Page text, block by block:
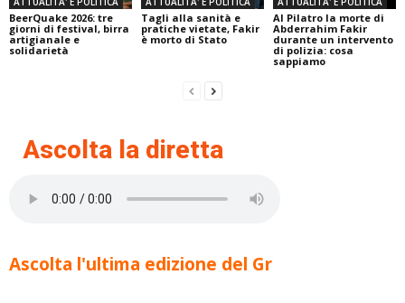
BeerQuake 2026: tre
giorni di festival, birra
artigianale e
solidarietà
Tagli alla sanità e
pratiche vietate, Fakir
è morto di Stato
Al Pilatro la morte di
Abderrahim Fakir
durante un intervento
di polizia: cosa
sappiamo
Ascolta la diretta
Ascolta l'ultima edizione del Gr